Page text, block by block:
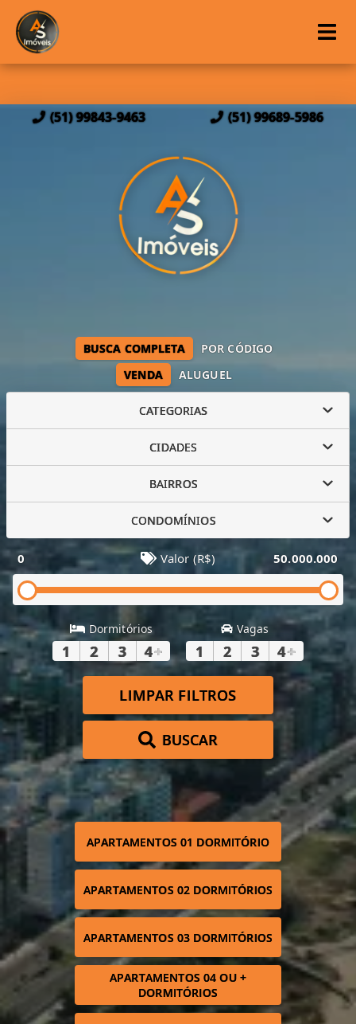
(51) 99843-9463 (51) 99689-5986
VENDA ALUGUEL
BUSCA COMPLETA POR CÓDIGO
CATEGORIAS
CIDADES
BAIRROS
CONDOMÍNIOS
0 Valor (R$) 50.000.000
Dormitórios
1 2 3 4+
Vagas
1 2 3 4+
LIMPAR FILTROS
BUSCAR
APARTAMENTOS 01 DORMITÓRIO
APARTAMENTOS 02 DORMITÓRIOS
APARTAMENTOS 03 DORMITÓRIOS
APARTAMENTOS 04 OU +
DORMITÓRIOS